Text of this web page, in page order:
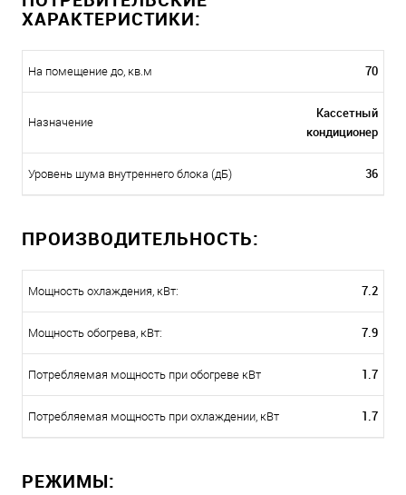
ХАРАКТЕРИСТИКИ:
На помещение до, кв.м 70
Назначение
Кассетный
кондиционер
Уровень шума внутреннего блока (дБ) 36
ПРОИЗВОДИТЕЛЬНОСТЬ:
Мощность охлаждения, кВт: 7.2
Мощность обогрева, кВт: 7.9
Потребляемая мощность при обогреве кВт 1.7
Потребляемая мощность при охлаждении, кВт 1.7
РЕЖИМЫ: